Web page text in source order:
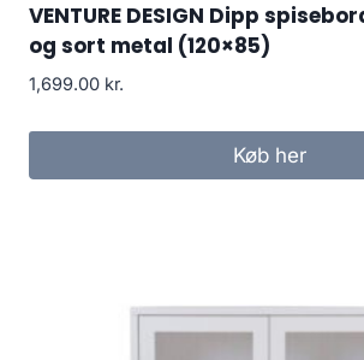
VENTURE DESIGN Dipp
og sort metal (120×85)
1,699.00 kr.
Køb her